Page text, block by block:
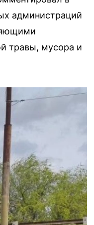
администраций
травы, мусора и